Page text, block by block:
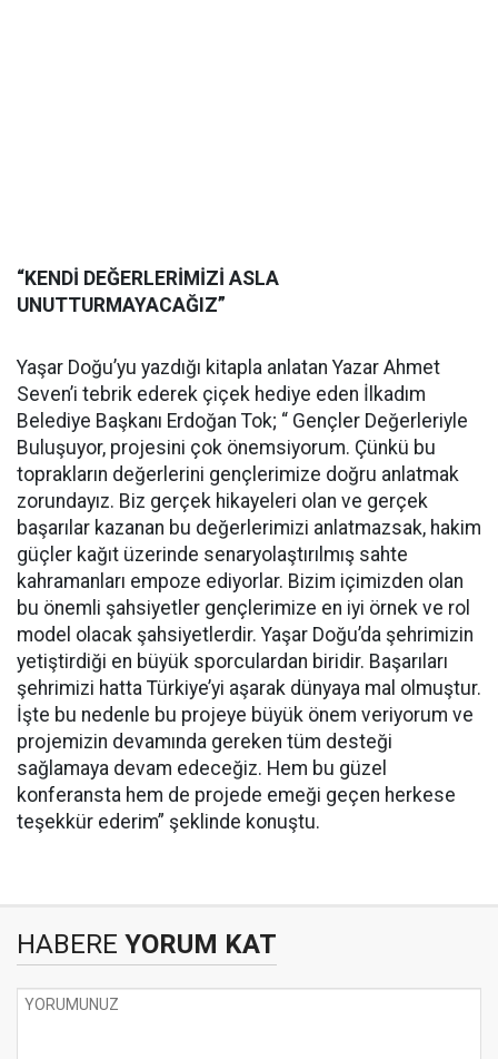
“KENDİ DEĞERLERİMİZİ ASLA
UNUTTURMAYACAĞIZ”
Yaşar Doğu’yu yazdığı kitapla anlatan Yazar Ahmet
Seven’i tebrik ederek çiçek hediye eden İlkadım
Belediye Başkanı Erdoğan Tok; “ Gençler Değerleriyle
Buluşuyor, projesini çok önemsiyorum. Çünkü bu
toprakların değerlerini gençlerimize doğru anlatmak
zorundayız. Biz gerçek hikayeleri olan ve gerçek
başarılar kazanan bu değerlerimizi anlatmazsak, hakim
güçler kağıt üzerinde senaryolaştırılmış sahte
kahramanları empoze ediyorlar. Bizim içimizden olan
bu önemli şahsiyetler gençlerimize en iyi örnek ve rol
model olacak şahsiyetlerdir. Yaşar Doğu’da şehrimizin
yetiştirdiği en büyük sporculardan biridir. Başarıları
şehrimizi hatta Türkiye’yi aşarak dünyaya mal olmuştur.
İşte bu nedenle bu projeye büyük önem veriyorum ve
projemizin devamında gereken tüm desteği
sağlamaya devam edeceğiz. Hem bu güzel
konferansta hem de projede emeği geçen herkese
teşekkür ederim” şeklinde konuştu.
HABERE YORUM KAT